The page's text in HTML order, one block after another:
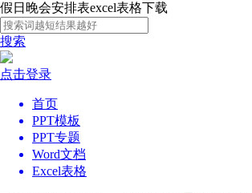
假日晚会安排表excel表格下载
搜索
点击登录
首页
PPT模板
PPT专题
Word文档
Excel表格